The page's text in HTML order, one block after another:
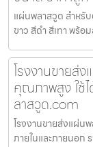
แผ่นพลาสวูด สำหรั
ขาว สีดำ สีเทา พร้
โรงงานขายส่
คุณภาพสูง ใช้
ลาสวูด.com
โรงงานขายส่งแผ่น
ภายในและภายนอก